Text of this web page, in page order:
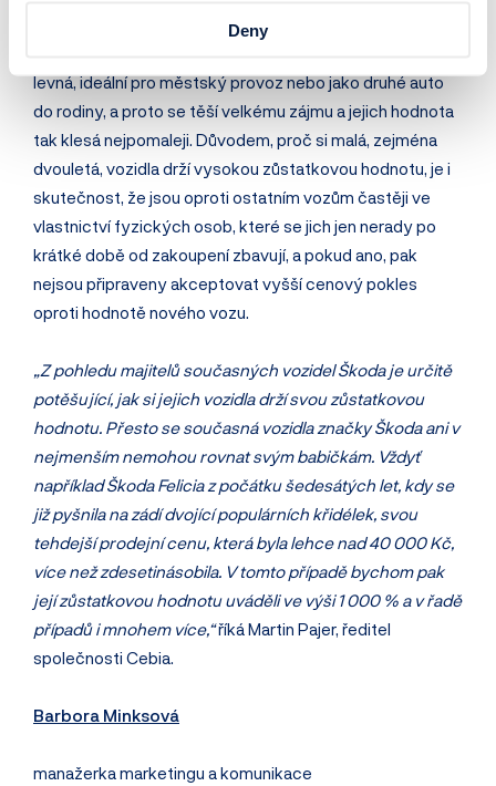
Deny
zůstatková hodnota ostatních srovnatelných vozidel 43
levná, ideální pro městský provoz nebo jako druhé auto
do rodiny, a proto se těší velkému zájmu a jejich hodnota
tak klesá nejpomaleji. Důvodem, proč si malá, zejména
dvouletá, vozidla drží vysokou zůstatkovou hodnotu, je i
skutečnost, že jsou oproti ostatním vozům častěji ve
vlastnictví fyzických osob, které se jich jen nerady po
krátké době od zakoupení zbavují, a pokud ano, pak
nejsou připraveny akceptovat vyšší cenový pokles
oproti hodnotě nového vozu.
„Z pohledu majitelů současných vozidel Škoda je určitě
potěšující, jak si jejich vozidla drží svou zůstatkovou
hodnotu. Přesto se současná vozidla značky Škoda ani v
nejmenším nemohou rovnat svým babičkám. Vždyť
například Škoda Felicia z počátku šedesátých let, kdy se
již pyšnila na zádí dvojící populárních křidélek, svou
tehdejší prodejní cenu, která byla lehce nad 40 000 Kč,
více než zdesetinásobila. V tomto případě bychom pak
její zůstatkovou hodnotu uváděli ve výši 1 000 % a v řadě
případů i mnohem více,“říká Martin Pajer, ředitel
společnosti Cebia.
Barbora Minksová
manažerka marketingu a komunikace